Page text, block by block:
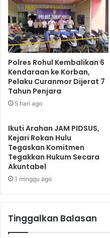
Polres Rohul Kembalikan 6
Kendaraan ke Korban,
Pelaku Curanmor Dijerat 7
Tahun Penjara
5 hari ago
Ikuti Arahan JAM PIDSUS,
Kejari Rokan Hulu
Tegaskan Komitmen
Tegakkan Hukum Secara
Akuntabel
1 minggu ago
Tinggalkan Balasan